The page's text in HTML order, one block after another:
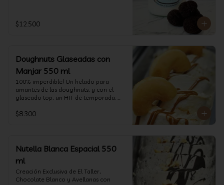
cremoso y con un delicado proceso
para obtener una experiencia
esta Edición es muy Limitada,
aproveche ya de vivir esta fantástica
experiencia!!
Ya disponible en www.eltallerchile.cl
$12.500
Doughnuts Glaseadas con
Manjar 550 ml
100% imperdible! Un helado para
amantes de las doughnuts, y con el
glaseado top, un HIT de temporada.
$8.300
Nutella Blanca Espacial 550
ml
Creación Exclusiva de El Taller,
Chocolate Blanco y Avellanas con